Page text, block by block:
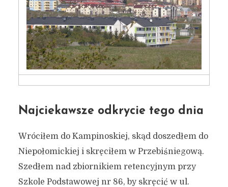
Najciekawsze odkrycie tego dnia
Wróciłem do Kampinoskiej, skąd doszedłem do
Niepołomickiej i skręciłem w Przebiśniegową.
Szedłem nad zbiornikiem retencyjnym przy
Szkole Podstawowej nr 86, by skręcić w ul.